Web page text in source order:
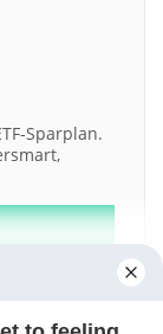
Sparplan.